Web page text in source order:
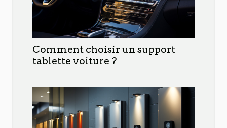
Comment choisir un support
tablette voiture ?